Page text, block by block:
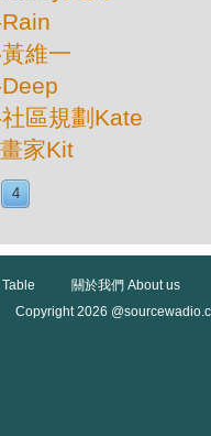
維一
區規劃Kate
家Kit
4
關於我們 About us
Copyright 2026